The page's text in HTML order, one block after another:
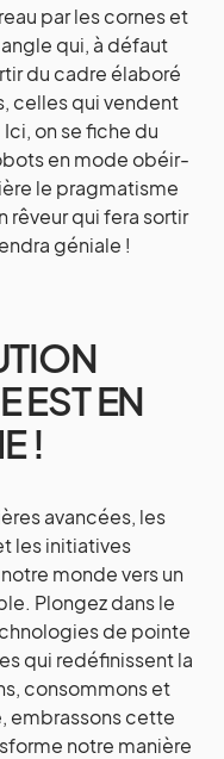
par les cornes et
qui, à défaut
du cadre élaboré
celles qui vendent
Ici, on se fiche du
en mode obéir-
le pragmatisme
rêveur qui fera sortir
géniale !
EST EN
!
avancées, les
les initiatives
monde vers un
Plongez dans le
de pointe
qui redéfinissent la
consommons et
embrassons cette
notre manière